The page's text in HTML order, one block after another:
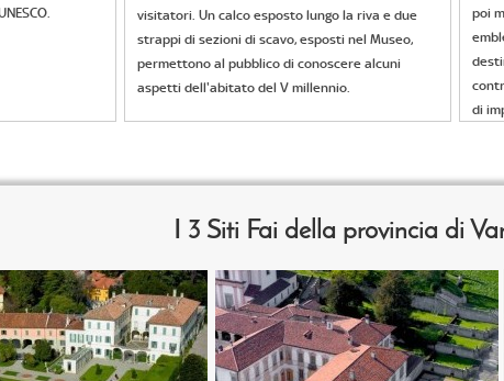
visitatori. Un calco esposto lungo la riva e due
strappi di sezioni di scavo, esposti nel Museo,
permettono al pubblico di conoscere alcuni
aspetti dell'abitato del V millennio.
poi
di
I 3 Siti Fai della provincia di